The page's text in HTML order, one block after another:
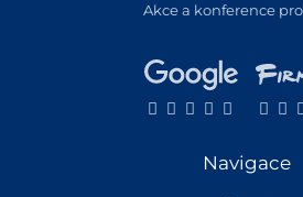
Akce a konference
Navigace